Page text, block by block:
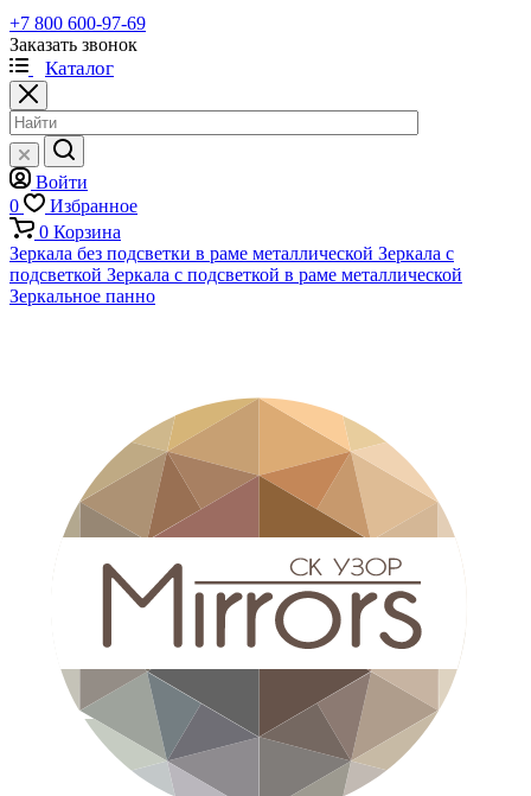
+7 800 600-97-69
Заказать звонок
Каталог
Войти
0
Избранное
0 Корзина
Зеркала без подсветки в раме металлической Зеркала с
подсветкой Зеркала с подсветкой в раме металлической
Зеркальное панно